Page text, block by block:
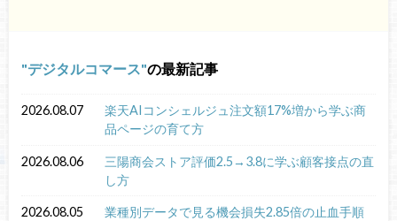
デジタルコマース の最新記事
2026.08.07
楽天AIコンシェルジュ注文額17%増から学ぶ商
品ページの育て方
2026.08.06
三陽商会ストア評価2.5→3.8に学ぶ顧客接点の直
し方
2026.08.05
業種別データで見る機会損失2.85倍の止血手順